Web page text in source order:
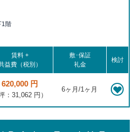
1階
賃料 +
益費（税別）
敷･保証
礼金
検討
620,000 円
坪：31,062 円）
6ヶ月/1ヶ月